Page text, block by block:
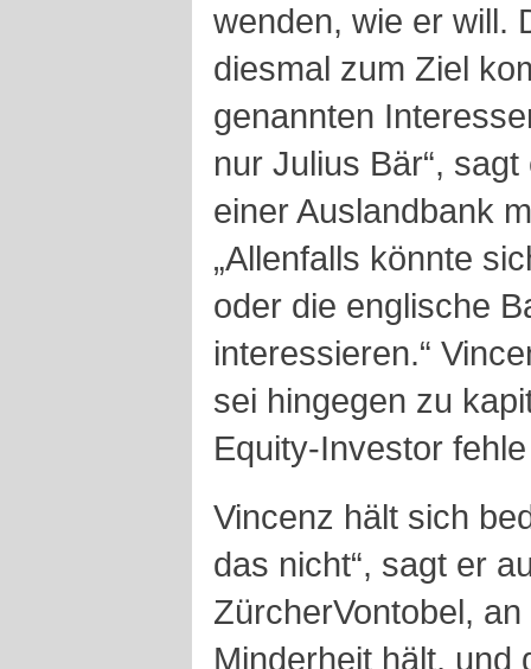
wenden, wie er will.
diesmal zum Ziel
genannten
nur Julius Bär“,
einer Auslandbank
„Allenfalls könnte
oder die englische
interessieren.“
sei hingegen zu
Equity-Investor
Vincenz hält sich
das nicht“, sagt er
ZürcherVontobel,
Minderheit hält, und